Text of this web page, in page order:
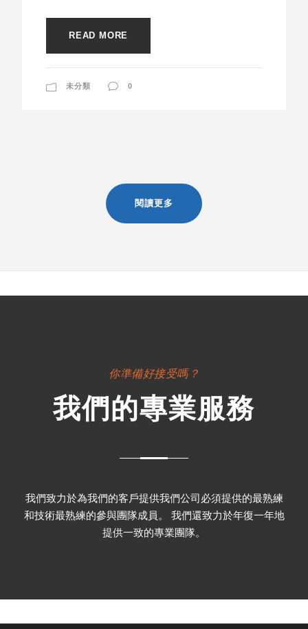
READ MORE
未分類 0
閱讀更多
你準備好接受嗎？
我們的專業服務
我們致力於為我們的客戶提供我們公司必須提供的最熟練
和技術最熟練的參與團隊成員。 我們還致力於年復一年地
提供一致的專業團隊。